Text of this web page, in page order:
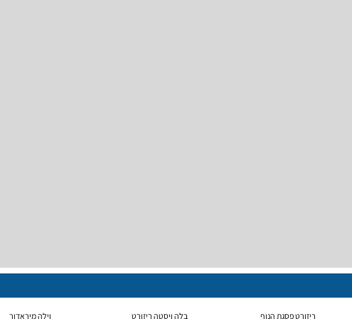
ריזורט פסגת הנוף בלה ויסטה ריזורט וילה מיראדור